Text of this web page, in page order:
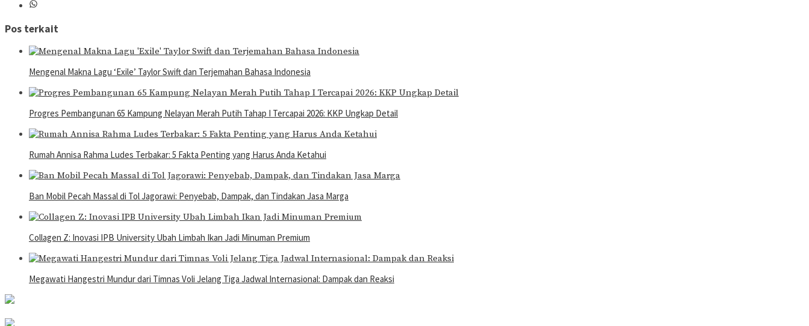
Pos terkait
Mengenal Makna Lagu ‘Exile’ Taylor Swift dan Terjemahan Bahasa Indonesia
Progres Pembangunan 65 Kampung Nelayan Merah Putih Tahap I Tercapai 2026: KKP Ungkap Detail
Rumah Annisa Rahma Ludes Terbakar: 5 Fakta Penting yang Harus Anda Ketahui
Ban Mobil Pecah Massal di Tol Jagorawi: Penyebab, Dampak, dan Tindakan Jasa Marga
Collagen Z: Inovasi IPB University Ubah Limbah Ikan Jadi Minuman Premium
Megawati Hangestri Mundur dari Timnas Voli Jelang Tiga Jadwal Internasional: Dampak dan Reaksi